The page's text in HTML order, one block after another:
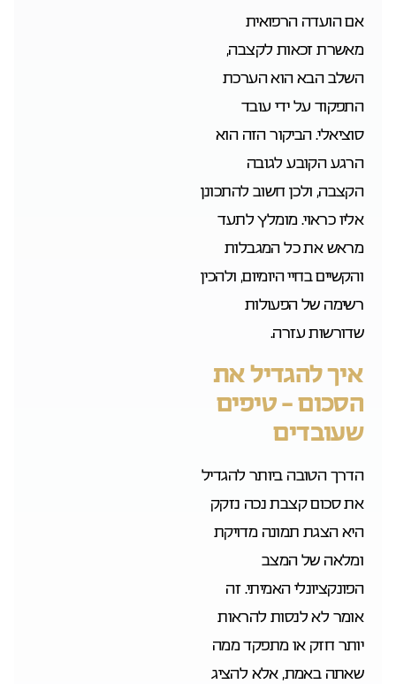
אם הועדה הרפואית
מאשרת זכאות לקצבה,
השלב הבא הוא הערכת
התפקוד על ידי עובד
סוציאלי. הביקור הזה הוא
הרגע הקובע לגובה
הקצבה, ולכן חשוב להתכונן
אליו כראוי. מומלץ לתעד
מראש את כל המגבלות
והקשיים בחיי היומיום, ולהכין
רשימה של הפעולות
שדורשות עזרה.
איך להגדיל את
הסכום – טיפים
שעובדים
הדרך הטובה ביותר להגדיל
את סכום קצבת נכה נזקק
היא הצגת תמונה מדויקת
ומלאה של המצב
הפונקציונלי האמיתי. זה
אומר לא לנסות להראות
יותר חזק או מתפקד ממה
שאתה באמת, אלא להציג